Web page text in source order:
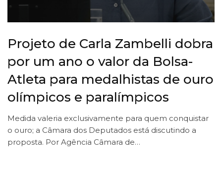
Projeto de Carla Zambelli dobra
por um ano o valor da Bolsa-
Atleta para medalhistas de ouro
olímpicos e paralímpicos
Medida valeria exclusivamente para quem conquistar
o ouro; a Câmara dos Deputados está discutindo a
proposta. Por Agência Câmara de…